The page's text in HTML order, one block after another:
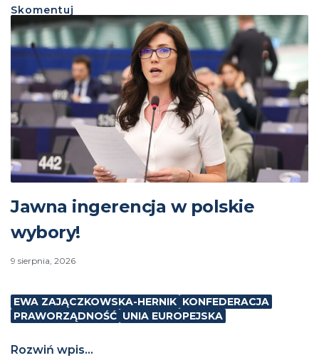
Skomentuj
Jawna ingerencja w polskie
wybory!
9 sierpnia, 2026
EWA ZAJĄCZKOWSKA-HERNIK KONFEDERACJA
PRAWORZĄDNOŚĆ UNIA EUROPEJSKA
Rozwiń wpis...